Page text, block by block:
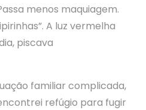
menos maquiagem.
A luz vermelha
piscava
familiar complicada,
refúgio para fugir